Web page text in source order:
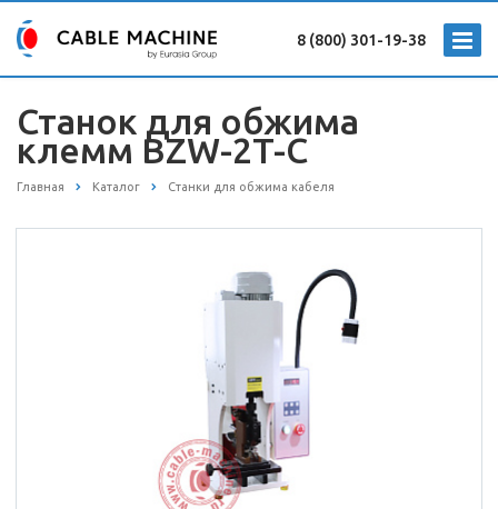
8 (800) 301-19-38
Станок для обжима
клемм BZW-2T-C
Главная Каталог Станки для обжима кабеля